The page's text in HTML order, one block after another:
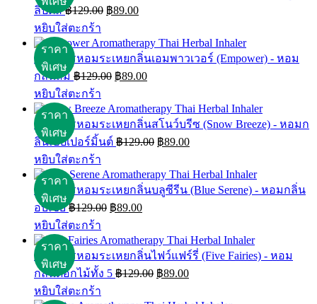
ลิปตัส฿129.00 Original
price
฿129.00.
฿89.00Current
price
฿89.00.
หยิบใส่ตะกร้า
สมุนไพรหอมระเหยกลิ่นเอมพาวเวอร์ (Empower) - หอม
กลิ่นส้ม ฿129.00 Original
price
฿129.00.
฿89.00Current
price
฿89.00.
หยิบใส่ตะกร้า
สมุนไพรหอมระเหยกลิ่นสโนว์บรีซ (Snow Breeze) - หอมก
ลิ่นเปปเปอร์มิ้นต์ ฿129.00 Original
price
฿129.00.
฿89.00Current
price
฿89.00.
หยิบใส่ตะกร้า
สมุนไพรหอมระเหยกลิ่นบลูซีรีน (Blue Serene) - หอมกลิ่น
อบเชย฿129.00 Original
price
฿129.00.
฿89.00Current
price
฿89.00.
หยิบใส่ตะกร้า
สมุนไพรหอมระเหยกลิ่นไฟว์แฟร์รี่ (Five Fairies) - หอม
กลิ่นดอกไม้ทั้ง 5 ฿129.00 Original
price
฿89.00Current
price
หยิบใส่ตะกร้า